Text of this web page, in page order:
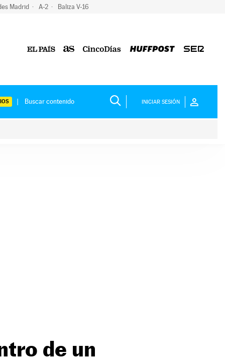
Madrid A-2 Baliza V-16
INICIAR SESIÓN
de un